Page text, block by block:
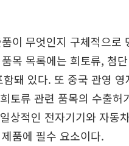
이 무엇인지 구체적으로
목 목록에는 희토류, 첨
돼 있다. 또 중국 관영
토류 관련 품목의 수출허
상적인 전자기기와 자동
품에 필수 요소이다.